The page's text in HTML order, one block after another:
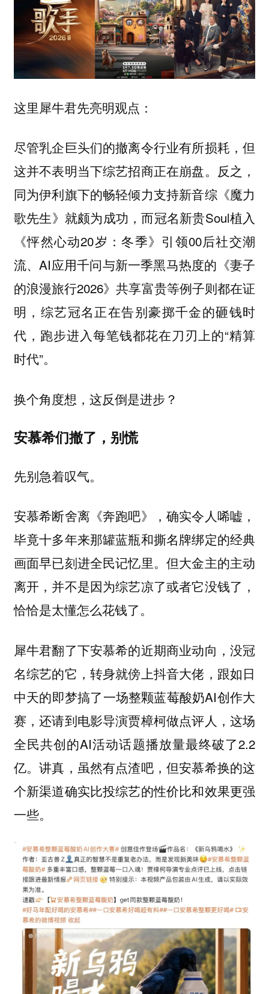
这里犀牛君先亮明观点：
尽管乳企巨头们的撤离令行业有所损耗，但
这并不表明当下综艺招商正在崩盘。反之，
同为伊利旗下的畅轻倾力支持新音综《魔力
歌先生》就颇为成功，而冠名新贵Soul植入
《怦然心动20岁：冬季》引领00后社交潮
流、AI应用千问与新一季黑马热度的《妻子
的浪漫旅行2026》共享富贵等例子则都在证
明，综艺冠名正在告别豪掷千金的砸钱时
代，跑步进入每笔钱都花在刀刃上的“精算
时代”。
换个角度想，这反倒是进步？
安慕希们撤了，别慌
先别急着叹气。
安慕希断舍离《奔跑吧》，确实令人唏嘘，
毕竟十多年来那罐蓝瓶和撕名牌绑定的经典
画面早已刻进全民记忆里。但大金主的主动
离开，并不是因为综艺凉了或者它没钱了，
恰恰是太懂怎么花钱了。
犀牛君翻了下安慕希的近期商业动向，没冠
名综艺的它，转身就傍上抖音大佬，跟如日
中天的即梦搞了一场整颗蓝莓酸奶AI创作大
赛，还请到电影导演贾樟柯做点评人，这场
全民共创的AI活动话题播放量最终破了2.2
亿。讲真，虽然有点渣吧，但安慕希换的这
个新渠道确实比投综艺的性价比和效果更强
一些。